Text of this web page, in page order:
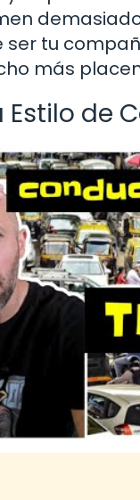
ser tu
más
Estilo de